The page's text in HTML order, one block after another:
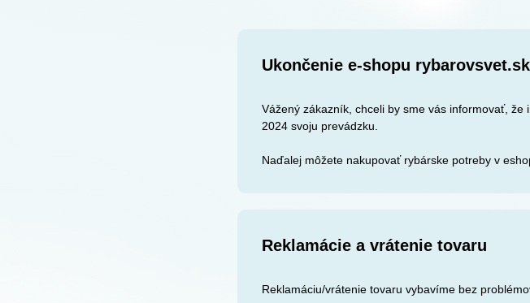
Ukončenie e-shopu rybarovsvet.sk
Vážený zákazník, chceli by sme vás informovať,
2024 svoju prevádzku.
Naďalej môžete nakupovať rybárske potreby v
Reklamácie a vrátenie tovaru
Reklamáciu/vrátenie tovaru vybavíme bez